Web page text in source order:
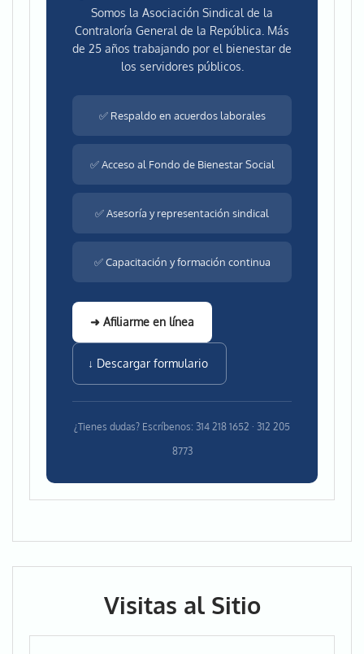
Somos la Asociación Sindical de la
Contraloría General de la República. Más
de 25 años trabajando por el bienestar de
los servidores públicos.
✅ Respaldo en acuerdos laborales
✅ Acceso al Fondo de Bienestar Social
✅ Asesoría y representación sindical
✅ Capacitación y formación continua
➜ Afiliarme en línea
↓ Descargar formulario
¿Tienes dudas? Escríbenos: 314 218 1652 · 312 205
8773
Visitas al Sitio